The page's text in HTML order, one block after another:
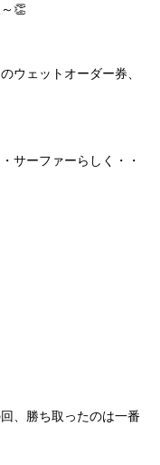
👏
ウェットオーダー券、
サーファーらしく・・
、勝ち取ったのは一番